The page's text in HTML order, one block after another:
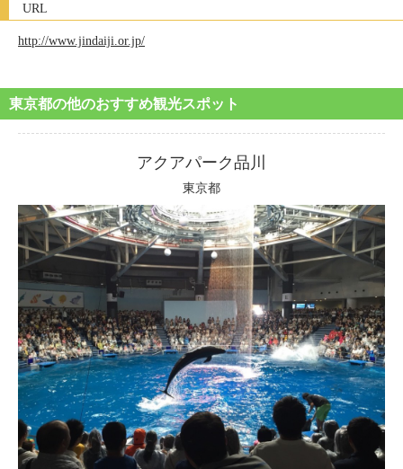
URL
http://www.jindaiji.or.jp/
東京都の他のおすすめ観光スポット
アクアパーク品川
東京都